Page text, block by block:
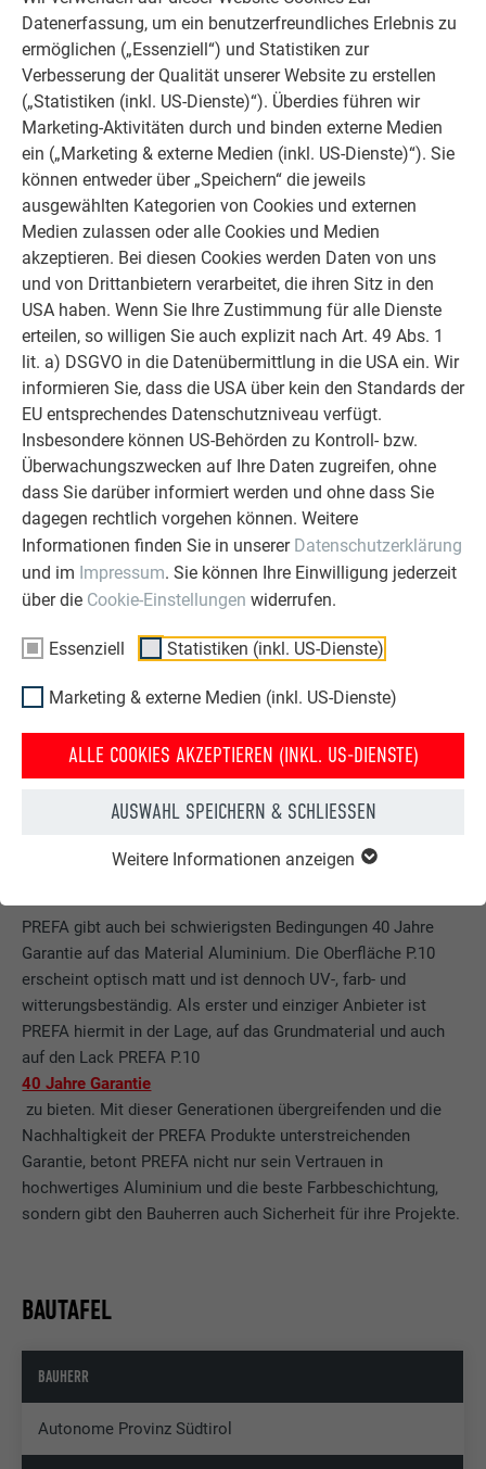
Datenerfassung, um ein benutzerfreundliches Erlebnis zu
ermöglichen („Essenziell“) und Statistiken zur
Verbesserung der Qualität unserer Website zu erstellen
(„Statistiken (inkl. US-Dienste)“). Überdies führen wir
Marketing-Aktivitäten durch und binden externe Medien
ein („Marketing & externe Medien (inkl. US-Dienste)“). Sie
können entweder über „Speichern“ die jeweils
ausgewählten Kategorien von Cookies und externen
Medien zulassen oder alle Cookies und Medien
akzeptieren. Bei diesen Cookies werden Daten von uns
und von Drittanbietern verarbeitet, die ihren Sitz in den
USA haben. Wenn Sie Ihre Zustimmung für alle Dienste
erteilen, so willigen Sie auch explizit nach Art. 49 Abs. 1
lit. a) DSGVO in die Datenübermittlung in die USA ein. Wir
informieren Sie, dass die USA über kein den Standards der
EU entsprechendes Datenschutzniveau verfügt.
Insbesondere können US-Behörden zu Kontroll- bzw.
Überwachungszwecken auf Ihre Daten zugreifen, ohne
dass Sie darüber informiert werden und ohne dass Sie
dagegen rechtlich vorgehen können. Weitere
Informationen finden Sie in unserer Datenschutzerklärung
und im Impressum. Sie können Ihre Einwilligung jederzeit
über die Cookie-Einstellungen widerrufen.
Essenziell Statistiken (inkl. US-Dienste)
Marketing & externe Medien (inkl. US-Dienste)
ALLE COOKIES AKZEPTIEREN (INKL. US-DIENSTE)
AUSWAHL SPEICHERN & SCHLIESSEN
Weitere Informationen anzeigen
Durch ihr geringes Gewicht von nur 2,3 kg/m³ sind
PREFA Dachplatten
optimal zur Sanierung geeignet. Auch der Transport in luftige
Höhen stellt somit kein Problem dar.Eis, Schnee, Orkane, 50
Grad Hitze bei Tag und minus 30 Grad Kälte in der Nacht.
PREFA Dächer bewähren sich auch in extremen
Gletscherregionen, wie am Drehrestaurant am
schweizerischen Schilthorn, auf der Stüdl-Hütte am
Großglockner oder am Ötzi-Fundort Similaungletscher. Durch
die der Sturmlast angepasste Befestigung widerstehen
PREFA Dächer selbst Windgeschwindigkeiten von mehr als
250 km/h. Die Beständigkeit des Grundmaterials Aluminium
garantieren dauerhafte Wartungsfreiheit. Die Optik der PREFA
Produkte entspricht auch nach Jahrzehnten noch höchsten
ästhetischen Ansprüchen.
PREFA gibt auch bei schwierigsten Bedingungen 40 Jahre
Garantie auf das Material Aluminium. Die Oberfläche P.10
erscheint optisch matt und ist dennoch UV-, farb- und
witterungsbeständig. Als erster und einziger Anbieter ist
PREFA hiermit in der Lage, auf das Grundmaterial und auch
auf den Lack PREFA P.10
40 Jahre Garantie
zu bieten. Mit dieser Generationen übergreifenden und die
Nachhaltigkeit der PREFA Produkte unterstreichenden
Garantie, betont PREFA nicht nur sein Vertrauen in
hochwertiges Aluminium und die beste Farbbeschichtung,
sondern gibt den Bauherren auch Sicherheit für ihre Projekte.
BAUTAFEL
BAUHERR
Autonome Provinz Südtirol